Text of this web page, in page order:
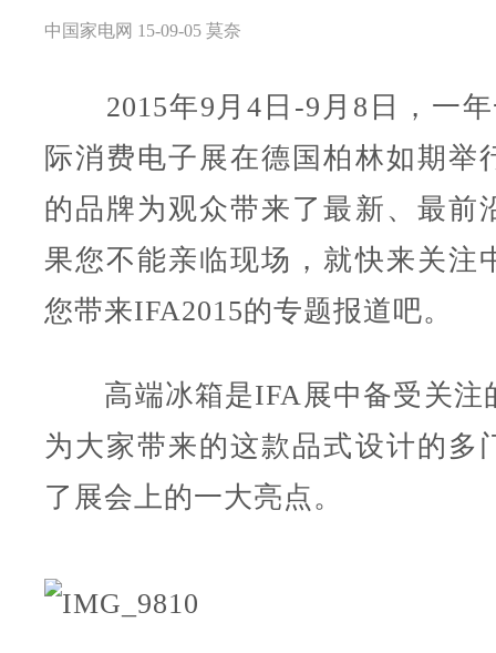
中国家电网 15-09-05 莫奈
2015年9月4日-9月8日，一年
际消费电子展在德国柏林如期举
的品牌为观众带来了最新、最前
果您不能亲临现场，就快来关注
您带来IFA2015的专题报道吧。
高端冰箱是IFA展中备受关注
为大家带来的这款品式设计的多
了展会上的一大亮点。